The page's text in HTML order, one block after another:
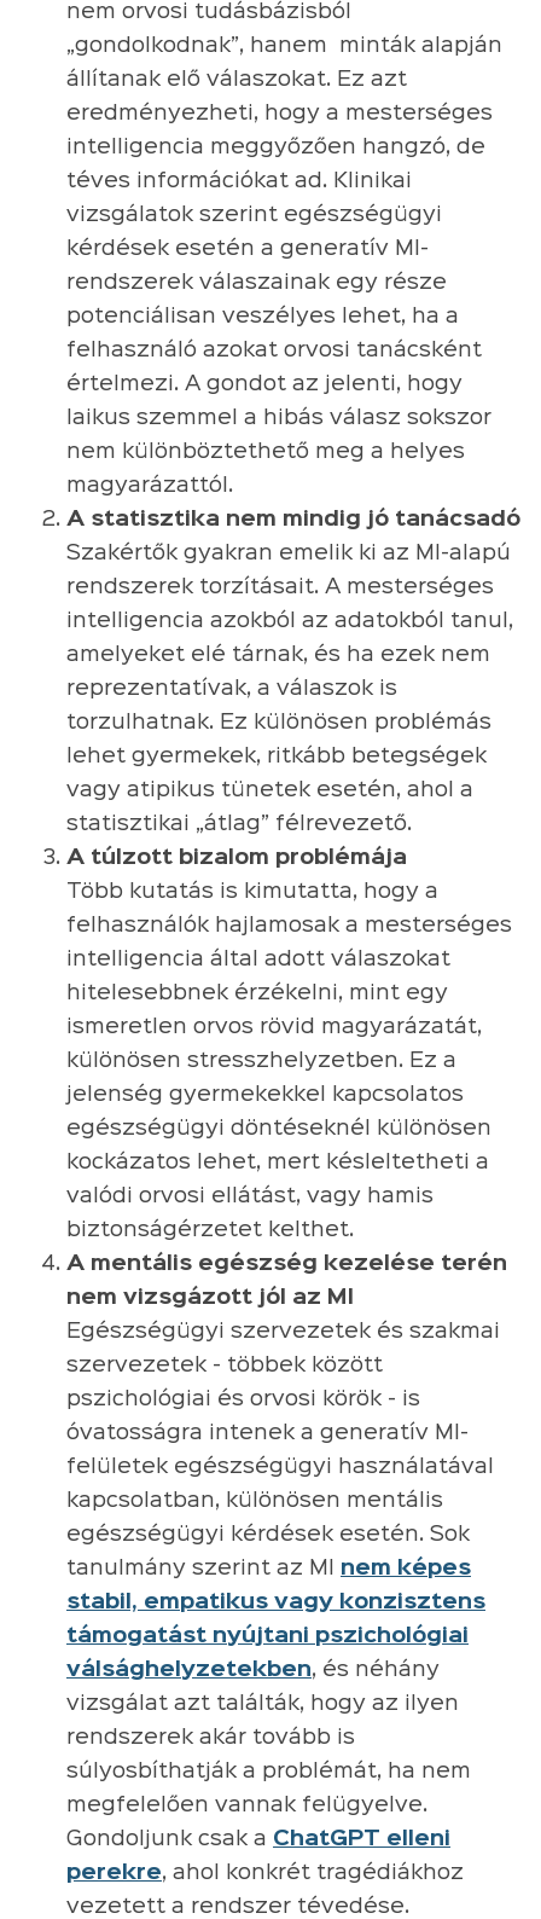
nem orvosi tudásbázisból
„gondolkodnak”, hanem minták alapján
állítanak elő válaszokat. Ez azt
eredményezheti, hogy a mesterséges
intelligencia meggyőzően hangzó, de
téves információkat ad. Klinikai
vizsgálatok szerint egészségügyi
kérdések esetén a generatív MI-
rendszerek válaszainak egy része
potenciálisan veszélyes lehet, ha a
felhasználó azokat orvosi tanácsként
értelmezi. A gondot az jelenti, hogy
laikus szemmel a hibás válasz sokszor
nem különböztethető meg a helyes
magyarázattól.
A statisztika nem mindig jó tanácsadó
Szakértők gyakran emelik ki az MI-alapú
rendszerek torzításait. A mesterséges
intelligencia azokból az adatokból tanul,
amelyeket elé tárnak, és ha ezek nem
reprezentatívak, a válaszok is
torzulhatnak. Ez különösen problémás
lehet gyermekek, ritkább betegségek
vagy atipikus tünetek esetén, ahol a
statisztikai „átlag” félrevezető.
A túlzott bizalom problémája
Több kutatás is kimutatta, hogy a
felhasználók hajlamosak a mesterséges
intelligencia által adott válaszokat
hitelesebbnek érzékelni, mint egy
ismeretlen orvos rövid magyarázatát,
különösen stresszhelyzetben. Ez a
jelenség gyermekekkel kapcsolatos
egészségügyi döntéseknél különösen
kockázatos lehet, mert késleltetheti a
valódi orvosi ellátást, vagy hamis
biztonságérzetet kelthet.
A mentális egészség kezelése terén
nem vizsgázott jól az MI
Egészségügyi szervezetek és szakmai
szervezetek - többek között
pszichológiai és orvosi körök - is
óvatosságra intenek a generatív MI-
felületek egészségügyi használatával
kapcsolatban, különösen mentális
egészségügyi kérdések esetén. Sok
tanulmány szerint az MI nem képes
stabil, empatikus vagy konzisztens
támogatást nyújtani pszichológiai
válsághelyzetekben, és néhány
vizsgálat azt találták, hogy az ilyen
rendszerek akár tovább is
súlyosbíthatják a problémát, ha nem
megfelelően vannak felügyelve.
Gondoljunk csak a ChatGPT elleni
perekre, ahol konkrét tragédiákhoz
vezetett a rendszer tévedése.